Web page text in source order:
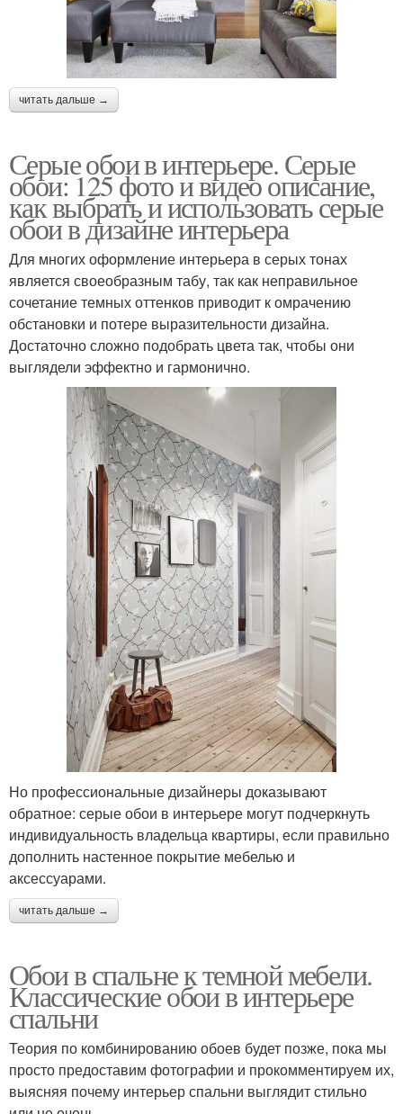
читать дальше →
Серые обои в интерьере. Серые
обои: 125 фото и видео описание,
как выбрать и использовать серые
обои в дизайне интерьера
Для многих оформление интерьера в серых тонах
является своеобразным табу, так как неправильное
сочетание темных оттенков приводит к омрачению
обстановки и потере выразительности дизайна.
Достаточно сложно подобрать цвета так, чтобы они
выглядели эффектно и гармонично.
Но профессиональные дизайнеры доказывают
обратное: серые обои в интерьере могут подчеркнуть
индивидуальность владельца квартиры, если правильно
дополнить настенное покрытие мебелью и
аксессуарами.
читать дальше →
Обои в спальне к темной мебели.
Классические обои в интерьере
спальни
Теория по комбинированию обоев будет позже, пока мы
просто предоставим фотографии и прокомментируем их,
выясняя почему интерьер спальни выглядит стильно